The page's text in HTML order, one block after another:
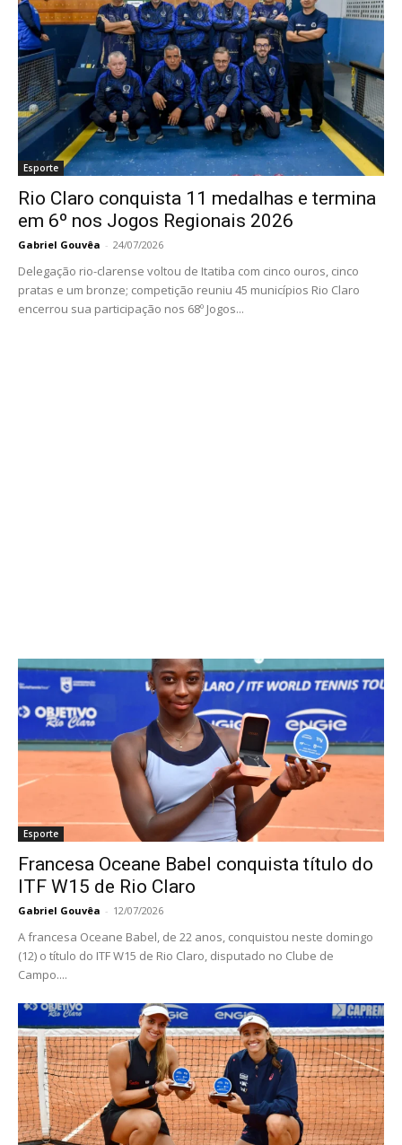
Esporte
Rio Claro conquista 11 medalhas e termina
em 6º nos Jogos Regionais 2026
Gabriel Gouvêa - 24/07/2026
Delegação rio-clarense voltou de Itatiba com cinco ouros, cinco
pratas e um bronze; competição reuniu 45 municípios Rio Claro
encerrou sua participação nos 68º Jogos...
Esporte
Francesa Oceane Babel conquista título do
ITF W15 de Rio Claro
Gabriel Gouvêa - 12/07/2026
A francesa Oceane Babel, de 22 anos, conquistou neste domingo
(12) o título do ITF W15 de Rio Claro, disputado no Clube de
Campo....